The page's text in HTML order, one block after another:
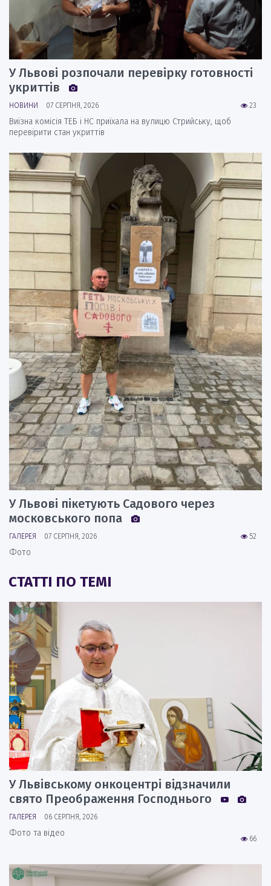
У Львові розпочали перевірку готовності
укриттів
23
НОВИНИ 07 СЕРПНЯ, 2026
Виїзна комісія ТЕБ і НС приїхала на вулицю Стрийську, щоб
перевірити стан укриттів
У Львові пікетують Садового через
московського попа
52
ГАЛЕРЕЯ 07 СЕРПНЯ, 2026
Фото
СТАТТІ ПО ТЕМІ
У Львівському онкоцентрі відзначили
свято Преображення Господнього
ГАЛЕРЕЯ 06 СЕРПНЯ, 2026
66
Фото та відео